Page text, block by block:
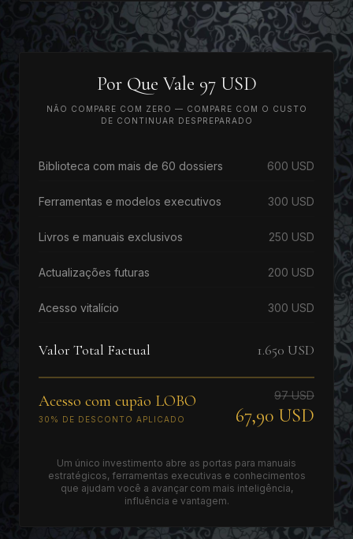
Por Que Vale 97 USD
NÃO COMPARE COM ZERO — COMPARE COM O CUSTO
DE CONTINUAR DESPREPARADO
Biblioteca com mais de 60 dossiers 600 USD
Ferramentas e modelos executivos 300 USD
Livros e manuais exclusivos 250 USD
Actualizações futuras 200 USD
Acesso vitalício 300 USD
Valor Total Factual 1.650 USD
Acesso com cupão LOBO
30% DE DESCONTO APLICADO
97 USD
67,90 USD
Um único investimento abre as portas para manuais
estratégicos, ferramentas executivas e conhecimentos
que ajudam você a avançar com mais inteligência,
influência e vantagem.